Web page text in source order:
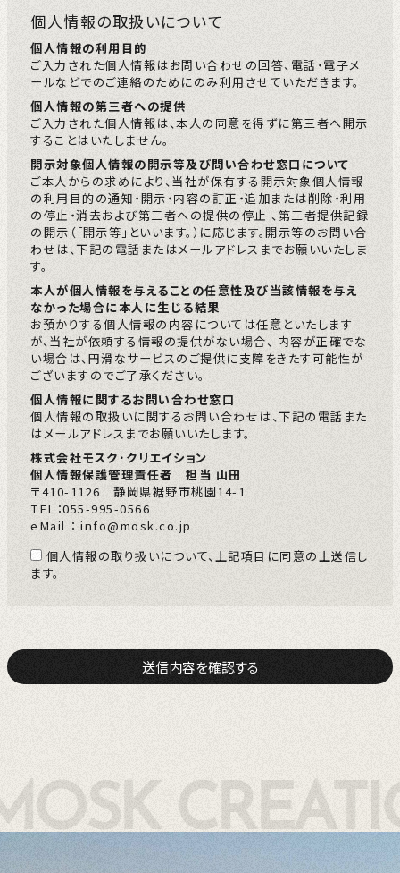
個人情報の取扱いについて
個人情報の利用目的
ご入力された個人情報はお問い合わせの回答、電話・電子メ
ールなどでのご連絡のためにのみ利用させていただきます。
個人情報の第三者への提供
ご入力された個人情報は、本人の同意を得ずに第三者へ開示
することはいたしません。
開示対象個人情報の開示等及び問い合わせ窓口について
ご本人からの求めにより、当社が保有する開示対象個人情報
の利用目的の通知・開示・内容の訂正・追加または削除・利用
の停止・消去および第三者への提供の停止 、第三者提供記録
の開示（「開示等」といいます。）に応じます。開示等のお問い合
わせは、下記の電話またはメールアドレスまでお願いいたしま
す。
本人が個人情報を与えることの任意性及び当該情報を与え
なかった場合に本人に生じる結果
お預かりする個人情報の内容については任意といたします
が、当社が依頼する情報の提供がない場合、 内容が正確でな
い場合は、円滑なサービスのご提供に支障をきたす可能性が
ございますのでご了承ください。
個人情報に関するお問い合わせ窓口
個人情報の取扱いに関するお問い合わせは、下記の電話また
はメールアドレスまでお願いいたします。
株式会社モスク･クリエイション
個人情報保護管理責任者 担当 山田
〒410-1126 静岡県裾野市桃園14-1
TEL：055-995-0566
eMail ： info@mosk.co.jp
個人情報の取り扱いについて、上記項目に同意の上送信し
ます。
送信内容を確認する